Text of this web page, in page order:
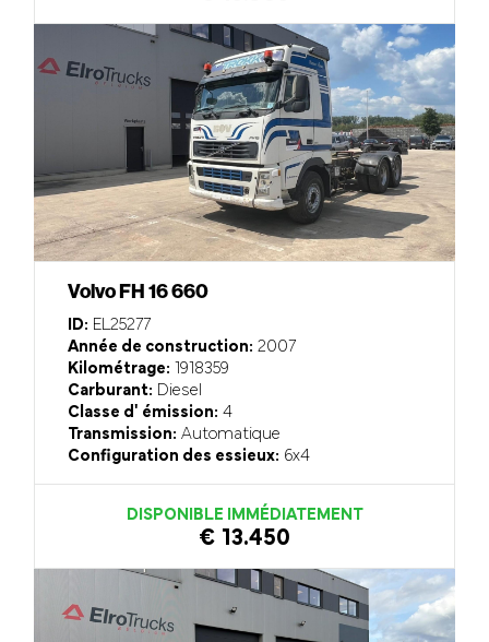
Volvo FH 16 660
ID: EL25277
Année de construction: 2007
Kilométrage: 1918359
Carburant: Diesel
Classe d' émission: 4
Transmission: Automatique
Configuration des essieux: 6x4
DISPONIBLE IMMÉDIATEMENT
€ 13.450